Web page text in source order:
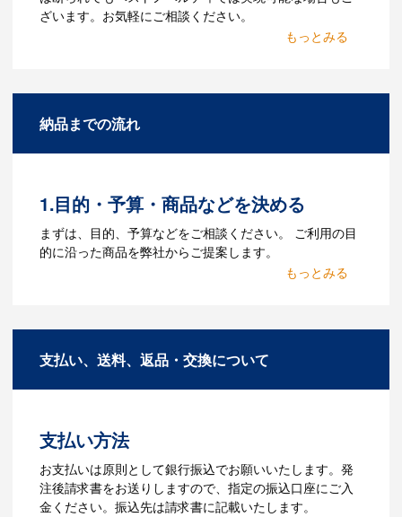
ざいます。お気軽にご相談ください。
があります。Adobe illustratorのaiファイ
Q：ウェブサイトに掲載され
ていないオリジナルのノベル
タマイズが可能です。お気軽にご相談く
納品までの流れ
1.目的・予算・商品などを決める
まずは、目的、予算などをご相談ください。 ご利用の目
的に沿った商品を弊社からご提案します。
お見積を弊社からお出しします。
3.発注・データ入稿
ら、ご注文書をお送りします。
【名入れをする場合】名入れに必要なデ
ータをご入稿頂き、名入れイメージをデ
ータでご確認いただきます。
支払い、送料、返品・交換について
支払い方法
お支払いは原則として銀行振込でお願いいたします。発
注後請求書をお送りしますので、指定の振込口座にご入
金ください。振込先は請求書に記載いたします。